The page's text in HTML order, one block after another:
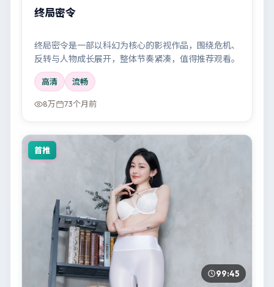
终局密令
终局密令是一部以科幻为核心的影视作品，围绕危机、
反转与人物成长展开，整体节奏紧凑，值得推荐观看。
高清 流畅
8万 73个月前
首推
99:45